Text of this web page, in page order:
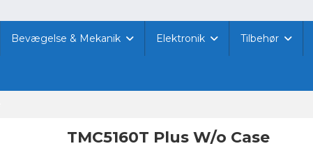
Bevægelse & Mekanik Elektronik Tilbehør
TMC5160T Plus W/o Case